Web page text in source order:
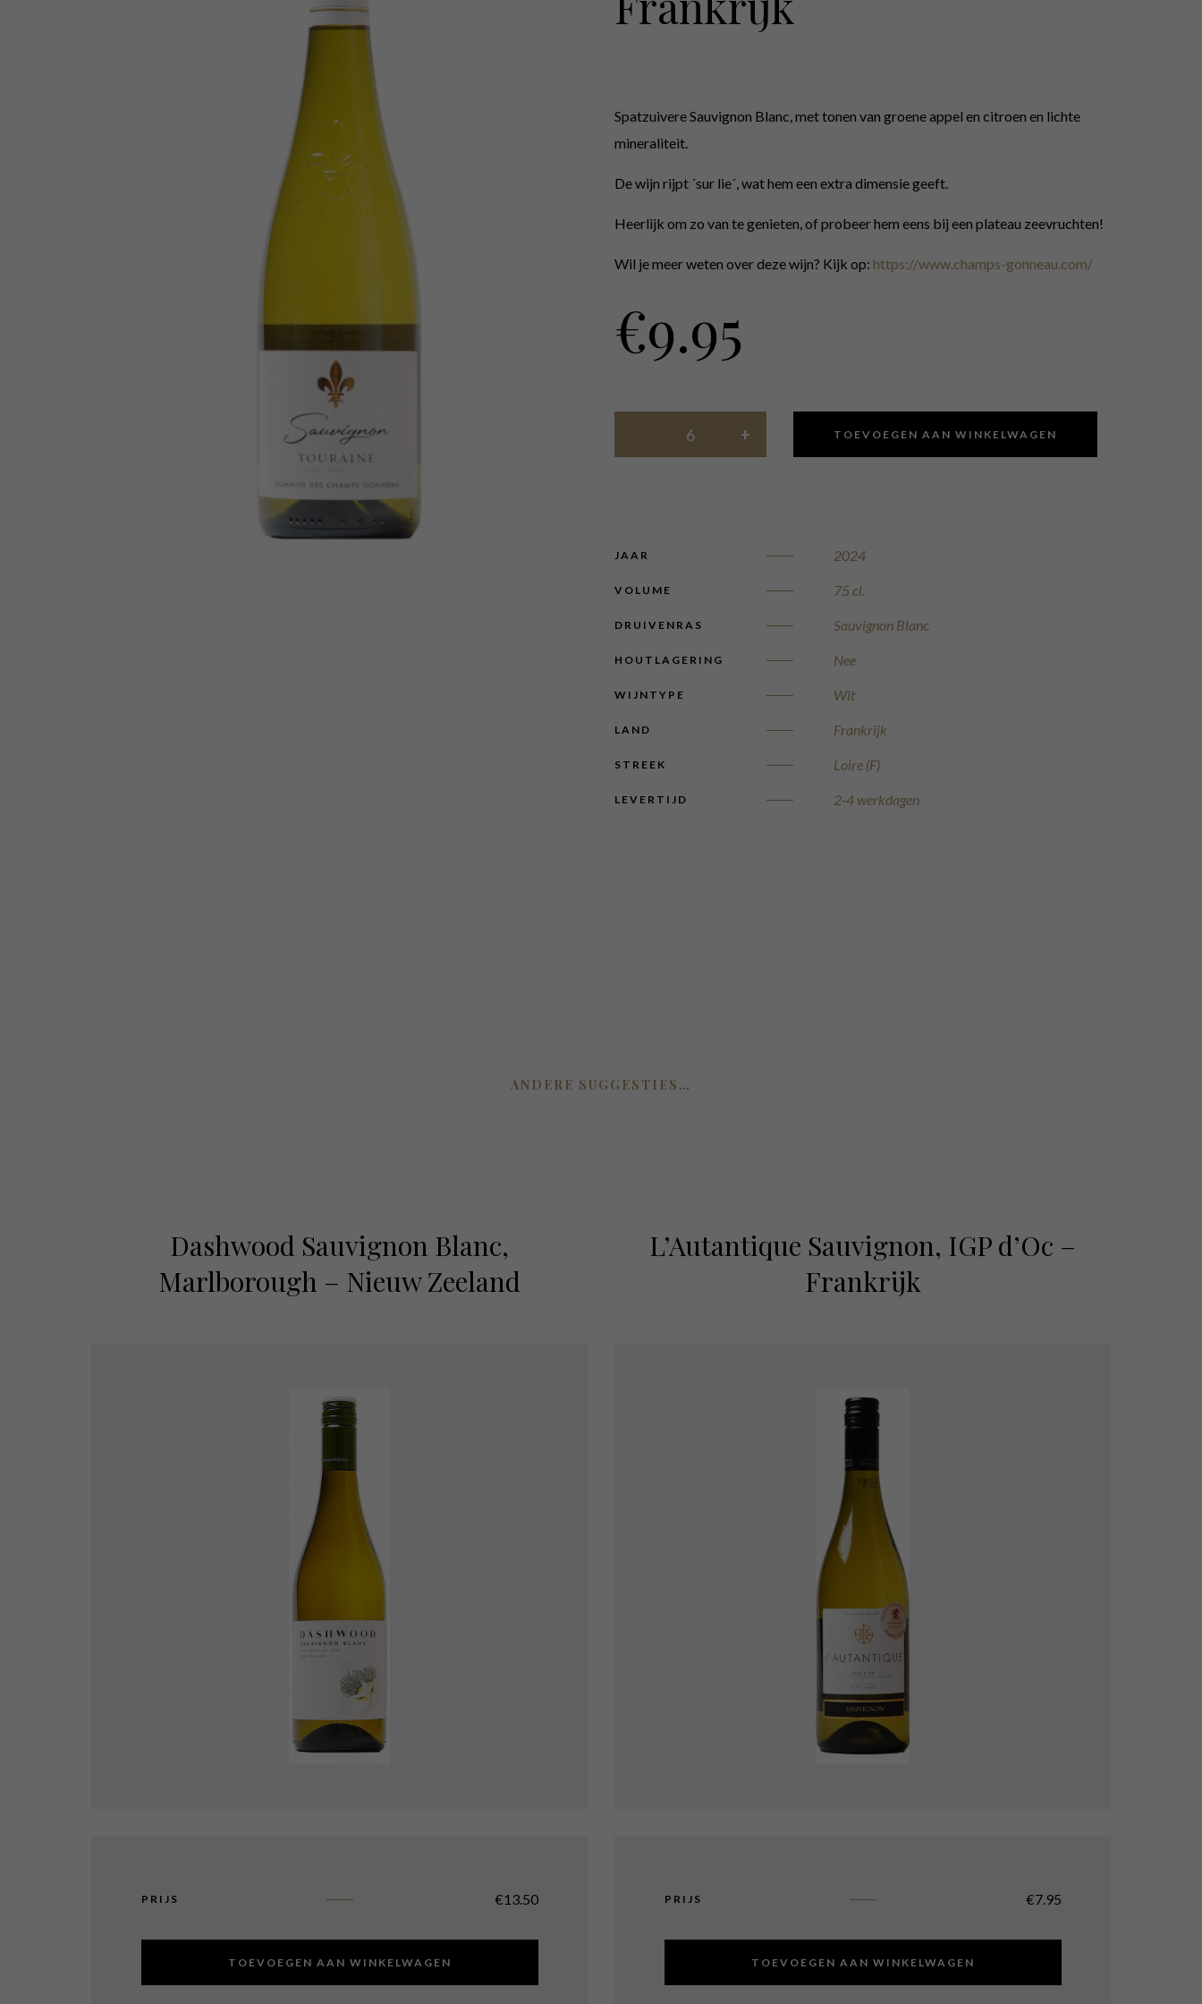
Spatzuivere Sauvignon Blanc, met tonen van groene appel en citroen en lichte
mineraliteit.
De wijn rijpt ´sur lie´, wat hem een extra dimensie geeft.
Heerlijk om zo van te genieten, of probeer hem eens bij een plateau zeevruchten!
Wil je meer weten over deze wijn? Kijk op: https://www.champs-gonneau.com/
€9.95
TOEVOEGEN AAN WINKELWAGEN
JAAR 2024
VOLUME 75 cl.
DRUIVENRAS Sauvignon Blanc
HOUTLAGERING Nee
WIJNTYPE Wit
LAND Frankrijk
STREEK Loire (F)
LEVERTIJD 2-4 werkdagen
ANDERE SUGGESTIES…
Dashwood Sauvignon Blanc,
Marlborough – Nieuw Zeeland
PRIJS €13.50
TOEVOEGEN AAN WINKELWAGEN
L’Autantique Sauvignon, IGP d’Oc –
Frankrijk
PRIJS €7.95
TOEVOEGEN AAN WINKELWAGEN